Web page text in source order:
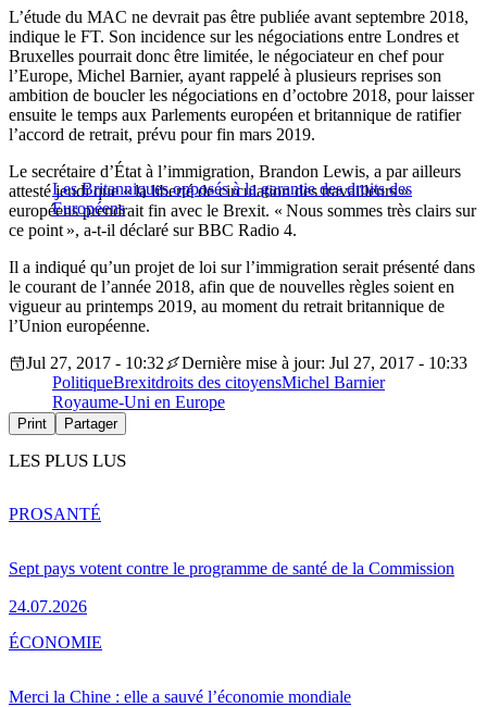
L’étude du MAC ne devrait pas être publiée avant septembre 2018,
indique le FT. Son incidence sur les négociations entre Londres et
Bruxelles pourrait donc être limitée, le négociateur en chef pour
l’Europe, Michel Barnier, ayant rappelé à plusieurs reprises son
ambition de boucler les négociations en d’octobre 2018, pour laisser
ensuite le temps aux Parlements européen et britannique de ratifier
l’accord de retrait, prévu pour fin mars 2019.
Les Britanniques opposés à la garantie des droits des
Européens
Le secrétaire d’État à l’immigration, Brandon Lewis, a par ailleurs
attesté jeudi que « la liberté de circulation des travailleurs »
européens prendrait fin avec le Brexit. « Nous sommes très clairs sur
ce point », a-t-il déclaré sur BBC Radio 4.
Il a indiqué qu’un projet de loi sur l’immigration serait présenté dans
le courant de l’année 2018, afin que de nouvelles règles soient en
vigueur au printemps 2019, au moment du retrait britannique de
l’Union européenne.
Jul 27, 2017 - 10:32
Dernière mise à jour: Jul 27, 2017 - 10:33
PolitiqueBrexitdroits des citoyensMichel Barnier
Royaume-Uni en Europe
Print Partager
LES PLUS LUS
Sept pays votent contre le programme de santé de la Commission
24.07.2026
PROSANTÉ
Merci la Chine : elle a sauvé l’économie mondiale
ÉCONOMIE